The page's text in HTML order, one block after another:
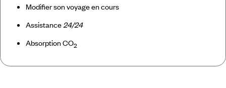
Modifier son voyage en cours
Assistance24/24
Absorption CO2